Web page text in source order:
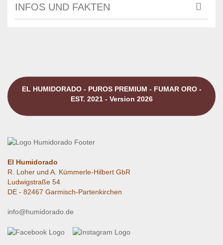
INFOS UND FAKTEN
EL HUMIDORADO - PUROS PREMIUM - FUMAR ORO -
EST. 2021 - Version 2026
El Humidorado
R. Loher und A. Kümmerle-Hilbert GbR
Ludwigstraße 54
DE - 82467 Garmisch-Partenkirchen
info@humidorado.de